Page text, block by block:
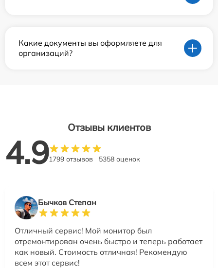
Какие документы вы оформляете для
организаций?
Отзывы клиентов
4.91799 отзывов 5358 оценок
Бычков Степан
Отличный сервис! Мой монитор был
отремонтирован очень быстро и теперь работает
как новый. Стоимость отличная! Рекомендую
всем этот сервис!